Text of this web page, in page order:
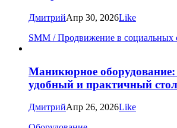
ДмитрийАпр 30, 2026Like
SMM / Продвижение в социальных
Маникюрное
удобный и практичный
ДмитрийАпр 26, 2026Like